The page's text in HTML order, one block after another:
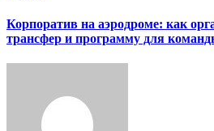
Корпоратив на аэродроме: как
трансфер и программу для